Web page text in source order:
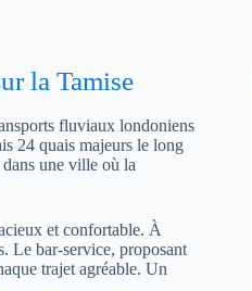
la Tamise
fluviaux londoniens
24 quais majeurs le long
une ville où la
et confortable. À
Le bar-service, proposant
trajet agréable. Un